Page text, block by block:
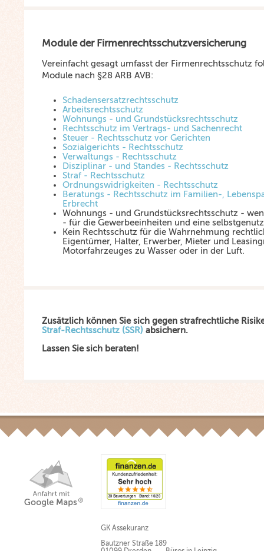
Module der Firmenrechtsschutzversicherung
Vereinfacht gesagt umfasst der Firmenrechtsschutz
Module nach §28 ARB AVB:
Schadensersatzrechtsschutz
Arbeitsrechtsschutz
Wohnungs - und Grundstücksrechtsschutz
Rechtsschutz im Vertrags- und Sachenrecht
Steuer - Rechtsschutz vor Gerichten
Sozialgerichts - Rechtsschutz
Verwaltungs - Rechtsschutz
Disziplinar - und Standes - Rechtsschutz
Straf - Rechtsschutz
Ordnungswidrigkeiten - Rechtsschutz
Beratungs - Rechtsschutz im Familien-,
Erbrecht
Wohnungs - und Grundstücksrechtsschutz -
- für die Gewerbeeinheiten und eine
Kein Rechtsschutz für die Wahrnehmung
Eigentümer, Halter, Erwerber, Mieter und
Motorfahrzeuges zu Wasser oder in der Luft.
Zusätzlich können Sie sich gegen strafrechtliche
Straf-Rechtsschutz (SSR) absichern.
Lassen Sie sich beraten!
GK Assekuranz
Bautzner Straße 189